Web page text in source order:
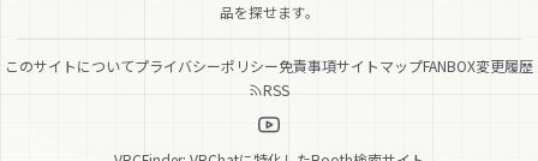
品を探せます。
このサイトについてプライバシーポリシー免責事項サイトマップFANBOX変更履歴
RSS